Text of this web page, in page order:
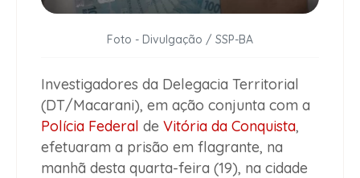
Foto - Divulgação / SSP-BA
Investigadores da Delegacia Territorial
(DT/Macarani), em ação conjunta com a
Polícia Federal de Vitória da Conquista,
efetuaram a prisão em flagrante, na
manhã desta quarta-feira (19), na cidade